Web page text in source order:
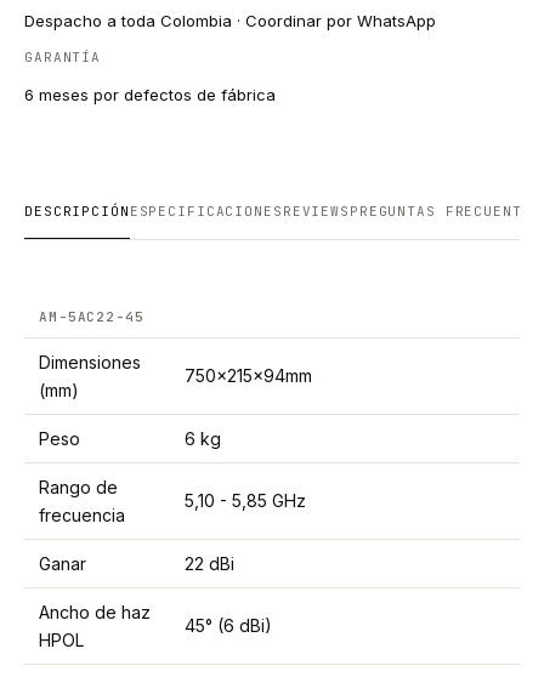
Despacho a toda Colombia · Coordinar por WhatsApp
GARANTÍA
6 meses por defectos de fábrica
DESCRIPCIÓN ESPECIFICACIONES REVIEWS PREGUNTAS FRECUENTES
AM-5AC22-45
Dimensiones
(mm)
750x215x94mm
Peso 6 kg
Rango de
frecuencia
5,10 - 5,85 GHz
Ganar 22 dBi
Ancho de haz
HPOL
45° (6 dBi)